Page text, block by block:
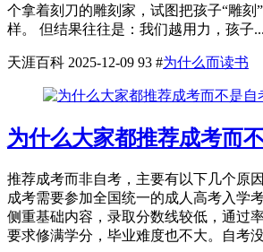
个拿着刻刀的雕刻家，试图把孩子“雕刻
样。 但结果往往是：我们越用力，孩子...
天涯百科 2025-12-09 93 #为什么而读书
为什么大家都推荐成考而
推荐成考而非自考，主要有以下几个原
成考需要参加全国统一的成人高考入学
侧重基础内容，录取分数线较低，通过
要求修满学分，毕业难度也不大。自考